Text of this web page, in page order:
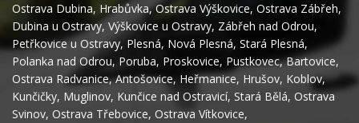
Ostrava Dubina, Hrabůvka,Ostrava Výškovice, Ostrava Zábřeh,
Dubina u Ostravy, Výškovice u Ostravy, Zábřeh nad Odrou,
Petřkovice u Ostravy, Plesná, Nová Plesná, Stará Plesná,
Polanka nad Odrou, Poruba, Proskovice, Pustkovec,Bartovice,
Ostrava Radvanice,Antošovice, Heřmanice, Hrušov, Koblov,
Kunčičky, Muglinov, Kunčice nad Ostravicí, Stará Bělá, Ostrava
Svinov, Ostrava Třebovice, Ostrava Vítkovice,